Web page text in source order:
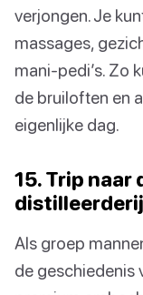
verjongen. Je
massages,
mani-pedi’s. Zo
de bruiloften en
eigenlijke dag.
15. Trip
distilleerderij
Als groep
de geschiedenis